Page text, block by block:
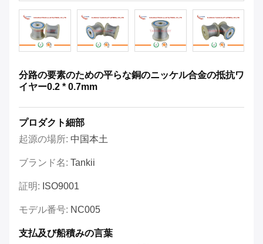
分路の要素のための平らな銅のニッケル合金の抵抗ワ
イヤー0.2 * 0.7mm
プロダクト細部
起源の場所: 中国本土
ブランド名: Tankii
証明: ISO9001
モデル番号: NC005
支払及び船積みの言葉